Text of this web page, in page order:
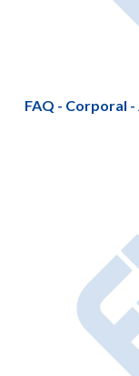
FAQ - Corporal